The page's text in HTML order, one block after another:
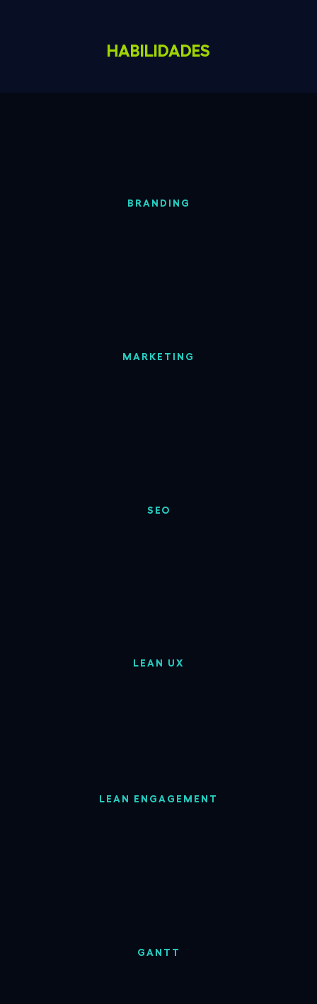
HABILIDADES
BRANDING
MARKETING
SEO
LEAN UX
LEAN ENGAGEMENT
GANTT